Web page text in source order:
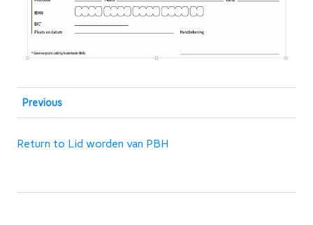
Previous
Return to Lid worden van PBH